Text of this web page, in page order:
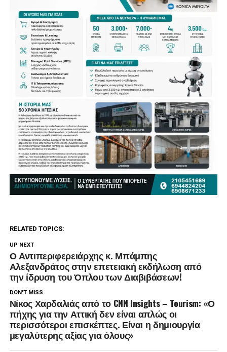
RELATED TOPICS:
UP NEXT
Ο Αντιπεριφερειάρχης κ. Μπάμπης
Αλεξανδράτος στην επετειακή εκδήλωση από
την ίδρυση του Όπλου των Διαβιβάσεων!
DON'T MISS
Νίκος Χαρδαλιάς από το CNN Insights – Tourism: «Ο
πήχης για την Αττική δεν είναι απλώς οι
περισσότεροι επισκέπτες. Είναι η δημιουργία
μεγαλύτερης αξίας για όλους»